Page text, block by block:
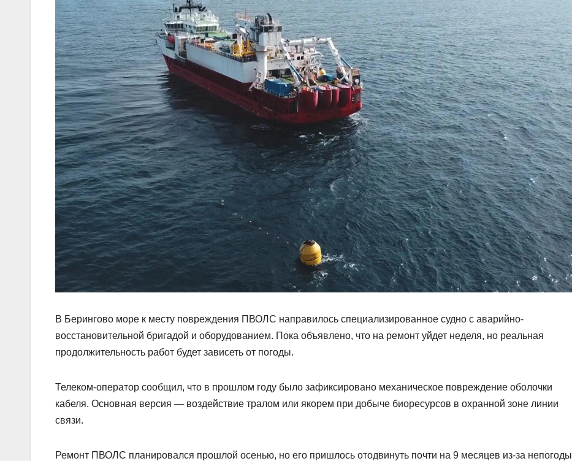
В Берингово море к месту повреждения ПВОЛС направилось специализированное судно с аварийно-
восстановительной бригадой и оборудованием. Пока объявлено, что на ремонт уйдет неделя, но реальная
продолжительность работ будет зависеть от погоды.
Телеком-оператор сообщил, что в прошлом году было зафиксировано механическое повреждение оболочки
кабеля. Основная версия — воздействие тралом или якорем при добыче биоресурсов в охранной зоне линии
связи.
Ремонт ПВОЛС планировался прошлой осенью, но его пришлось отодвинуть почти на 9 месяцев из-за непогоды